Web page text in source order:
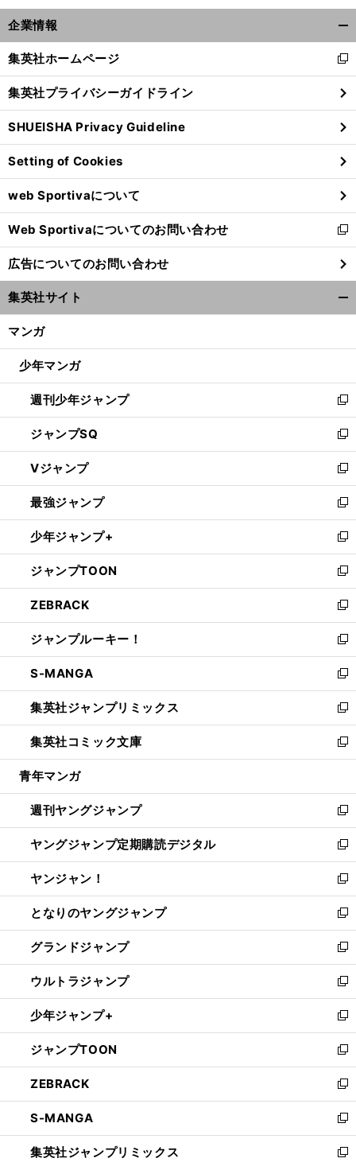
前
企業情報
閉
る
集英社ホームページ
新
し
い
ウ
ィ
ン
ド
ウ
で
開
く
集英社プライバシーガイドライン
SHUEISHA Privacy Guideline
Setting of Cookies
web Sportivaについて
Web Sportivaについてのお問い合わせ
新
し
い
ウ
ィ
ン
ウ
開
く
広告についてのお問い合わせ
集英社サイト
マンガ
少年マンガ
週刊少年ジャンプ
新
し
い
ウ
ィ
ン
ド
ウ
で
開
く
ジャンプSQ
新
し
い
ウ
ィ
ン
ド
ウ
で
開
く
Vジャンプ
新
し
い
ウ
ィ
ン
ド
ウ
で
開
く
最強ジャンプ
新
し
い
ウ
ィ
ン
ド
ウ
で
開
く
少年ジャンプ+
新
し
い
ウ
ィ
ン
ド
ウ
で
開
く
ジャンプTOON
新
し
い
ウ
ィ
ン
ド
ウ
で
開
く
ZEBRACK
新
し
い
ウ
ィ
ン
ド
ウ
で
開
ジャンプルーキー！
新
し
い
ウ
ィ
ン
ド
ウ
開
く
S-MANGA
新
し
い
ウ
ィ
ン
ウ
で
開
く
集英社ジャンプリミックス
新
し
い
ウ
ン
ド
ウ
で
開
く
集英社コミック文庫
新
し
ウ
ィ
ン
ド
ウ
で
開
く
青年マンガ
週刊ヤングジャンプ
新
し
い
ウ
ィ
ン
ド
ウ
で
開
く
ヤングジャンプ定期購読デジタル
新
し
い
ウ
ィ
ン
ド
ウ
で
開
く
ヤンジャン！
新
し
い
ウ
ィ
ン
ド
ウ
で
開
く
となりのヤングジャンプ
新
し
い
ウ
ィ
ン
ド
ウ
で
開
く
グランドジャンプ
新
し
い
ウ
ィ
ン
ド
ウ
で
開
く
ウルトラジャンプ
新
し
い
ウ
ィ
ン
ド
ウ
で
開
く
少年ジャンプ+
新
し
い
ウ
ィ
ン
ド
ウ
で
ジャンプTOON
新
し
い
ウ
ィ
ン
ド
ZEBRACK
新
し
い
ウ
ィ
S-MANGA
新
し
い
集英社ジャンプリミックス
新